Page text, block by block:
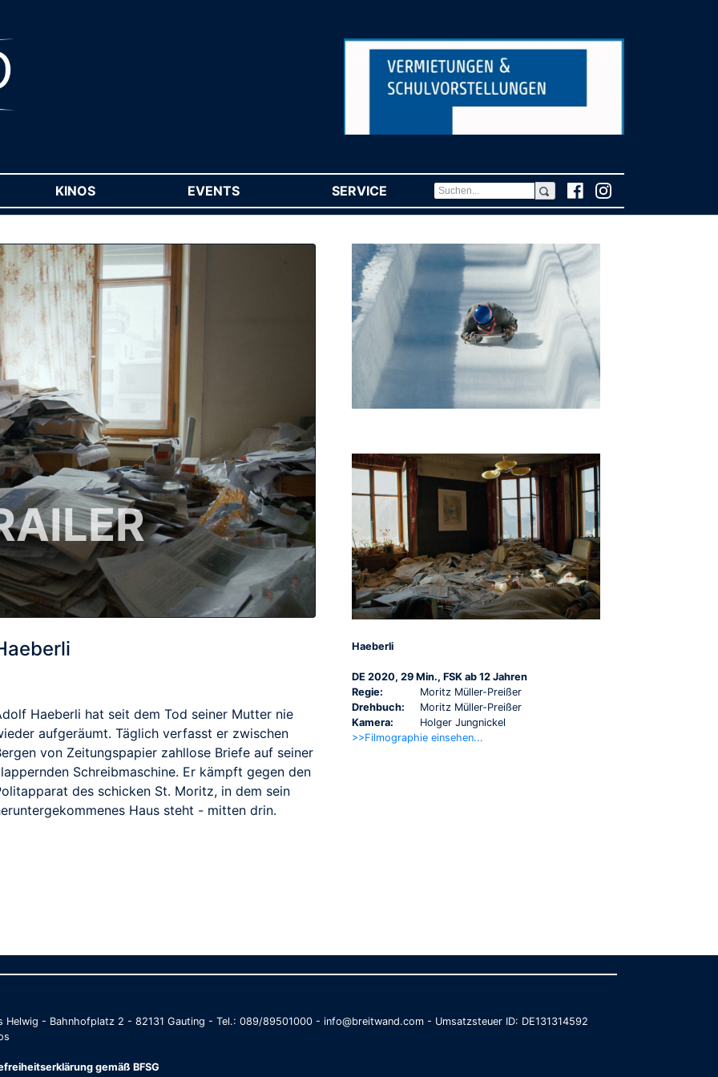
KINOS EVENTS SERVICE (CURRENT)
Haeberli hat seit dem Tod seiner Mutter nie
aufgeräumt. Täglich verfasst er zwischen
von Zeitungspapier zahllose Briefe auf seiner
Schreibmaschine. Er kämpft gegen den
des schicken St. Moritz, in dem sein
Haus steht - mitten drin.
Haeberli
DE 2020, 29 Min., FSK ab 12 Jahren
Regie:
Moritz Müller-Preißer
Drehbuch:
Moritz Müller-Preißer
Kamera:
Holger Jungnickel
>>Filmographie einsehen...
- Bahnhofplatz 2 - 82131 Gauting - Tel.: 089/89501000 - info@breitwand.com - Umsatzsteuer ID: DE131314592
gemäß BFSG